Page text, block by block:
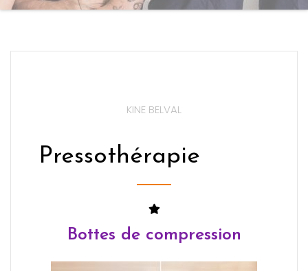
KINE BELVAL
Pressothérapie
Bottes de compression